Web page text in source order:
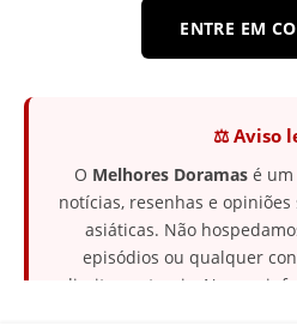
ENTRE EM
⚖️ Aviso
O Melhores Doramasé um
notícias, resenhas e
asiáticas. Não
episódios ou qualquer
direitos autorais. Nossas